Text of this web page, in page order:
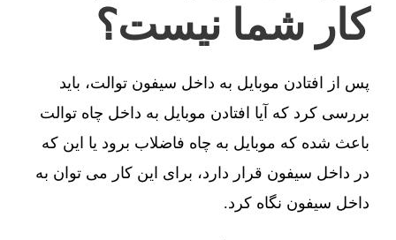
کار شما نیست؟
پس از افتادن موبایل به داخل سیفون توالت، باید
بررسی کرد که آیا افتادن موبایل به داخل چاه توالت
باعث شده که موبایل به چاه فاضلاب برود یا این که
در داخل سیفون قرار دارد، برای این کار می توان به
داخل سیفون نگاه کرد.